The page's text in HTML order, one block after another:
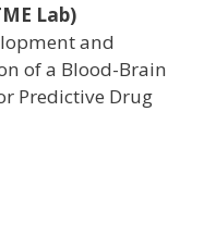
Lab)
and
of a Blood-Brain
Predictive Drug